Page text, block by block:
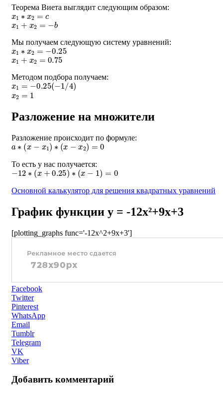
Теорема Виета выглядит следующим образом:
x1∗x2= c
x1 + x2 =− b
Мы получаем следующую систему уравнений:
x1∗x2=−0.25
x1 + x2 =0.75
Методом подбора получаем:
x1=−0.25(−1/4)
x2 =1
Разложение на множители
Разложение происходит по формуле:
a ∗(x−x1)∗ (x−x2)=0
То есть у нас получается:
−12∗(x+0.25)∗(x−1)=0
Основной калькулятор для решения квадратных уравнений
График функции y = -12x²+9x+3
[plotting_graphs func='-12x^2+9x+3']
Facebook
Twitter
Pinterest
WhatsApp
Email
Tumblr
Telegram
VK
Viber
Добавить комментарий